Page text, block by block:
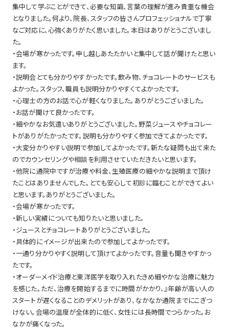
集中して学ぶことができて、必要な知識、言葉の理解が進み貴重な機会
となりました。何より、院長、スタッフの皆さんプロフェッショナルで丁寧
なご対応に、心強くありがたく思いました。本日はありがとうございまし
た。
・会場が寒かったです。申し越しあたたかいと集中して話が聞けたと思い
ます。
・説明会とても分かりやすかったです。飲み物、チョコレートのサービスも
よかった。スタッフ、職員も説明分かりやすくてよかったです。
・心理士の方のお話で心が軽くなりました。ありがとうございました。
・お話が聞けて良かったです。
・細やかなお気遣いありがとうございました。野菜ジュースやチョコレー
トがありがたかったです。説明も分かりやすく参加できてよかったです。
・大変分かりやすい説明で参加してよかったです。新たな疑問も出て来た
のでカウンセリングや相談を利用させていただきたいと思います。
・他院に通院中ですが治療や料金、生殖医療の細やかな説明まで頂け
たことはありませんでした。とても安心して初診に臨むことができてよい
と思います。ありがとうございました。
・会場が寒かったです。
・新しい実績についても知りたいと思いました。
・ジュースとチョコレートありがとうございました。
・具体的にイメージが出来たので参加してよかったです。
・一通り分かりやすく説明して頂けてよかったです。音量も聞きやすかっ
たです。
・オーダーメイド治療と東洋医学を取り入れたきめ細やかな治療に魅力
を感じた。ただ、治療を開始するまでに時間がかかり、』年齢が高い人の
スタートが遅くなることのデメリットがあり、なかなか通院までにこぎつ
けない。会場の温度が全体的に低く、女性には長時間でつらかった。お
なかが痛くなった。